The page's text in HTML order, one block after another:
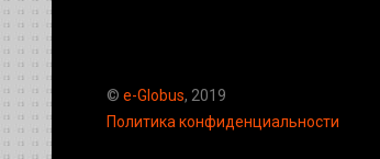
© e-Globus, 2019
Политика конфиденциальности